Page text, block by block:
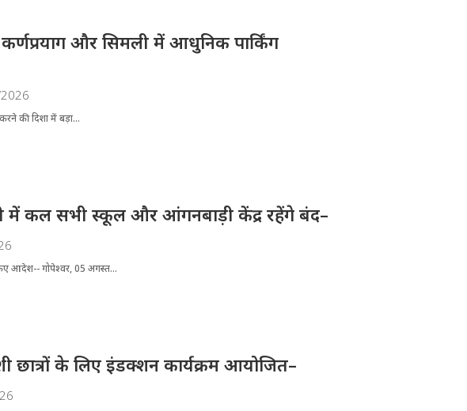
कर्णप्रयाग और सिमली में आधुनिक पार्किंग
की दिशा में बड़ा...
में कल सभी स्कूल और आंगनबाड़ी केंद्र रहेंगे बंद–
आदेश-- गोपेश्वर, 05 अगस्त...
छात्रों के लिए इंडक्शन कार्यक्रम आयोजित–